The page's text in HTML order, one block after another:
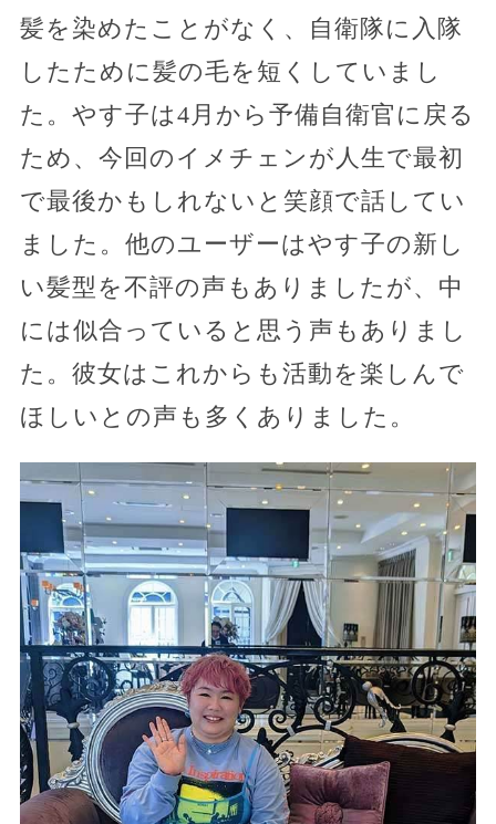
髪を染めたことがなく、自衛隊に入隊
したために髪の毛を短くしていまし
た。やす子は4月から予備自衛官に戻る
ため、今回のイメチェンが人生で最初
で最後かもしれないと笑顔で話してい
ました。他のユーザーはやす子の新し
い髪型を不評の声もありましたが、中
には似合っていると思う声もありまし
た。彼女はこれからも活動を楽しんで
ほしいとの声も多くありました。